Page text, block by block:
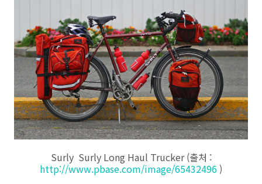
Surly Surly Long Haul Trucker (출처 :
http://www.pbase.com/image/65432496 )